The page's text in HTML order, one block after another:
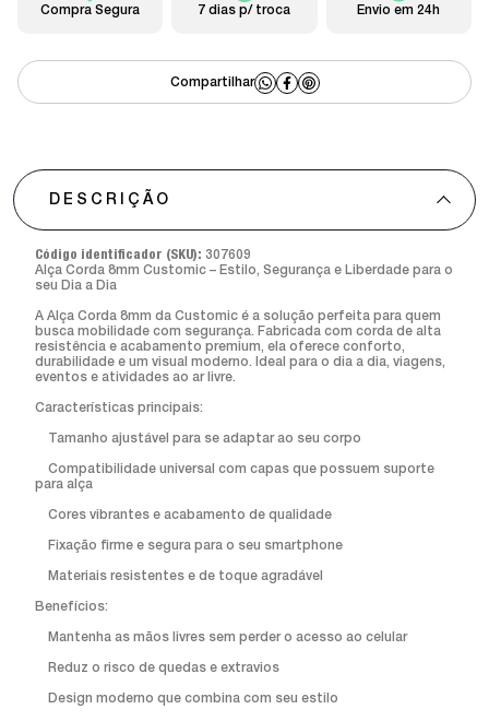
Compra Segura 7 dias p/ troca Envio em 24h
DESCRIÇÃO
Código identificador (SKU): 307609
Alça Corda 8mm Customic – Estilo, Segurança e Liberdade para o
seu Dia a Dia
A Alça Corda 8mm da Customic é a solução perfeita para quem
busca mobilidade com segurança. Fabricada com corda de alta
resistência e acabamento premium, ela oferece conforto,
durabilidade e um visual moderno. Ideal para o dia a dia, viagens,
eventos e atividades ao ar livre.
Características principais:
Tamanho ajustável para se adaptar ao seu corpo
Compatibilidade universal com capas que possuem suporte
para alça
Cores vibrantes e acabamento de qualidade
Fixação firme e segura para o seu smartphone
Materiais resistentes e de toque agradável
Benefícios:
Mantenha as mãos livres sem perder o acesso ao celular
Reduz o risco de quedas e extravios
Design moderno que combina com seu estilo